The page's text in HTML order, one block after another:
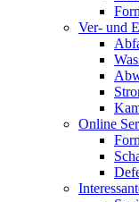
Ver- und
Online